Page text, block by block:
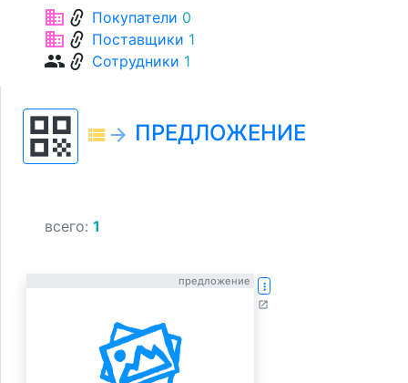
businesslink Покупатели 0
businesslink Поставщики 1
grouplink Сотрудники 1
qr_code view_list arrow_forward ПРЕДЛОЖЕНИЕ
всего: 1
предложение more_vert
open_in_new